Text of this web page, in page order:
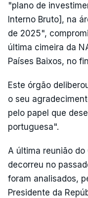
"plano de
Interno Bruto], na
de 2025",
última cimeira da
Países Baixos, no
Este órgão
o seu
pelo papel que
portuguesa".
A última reunião do
decorreu no
foram analisados,
Presidente da